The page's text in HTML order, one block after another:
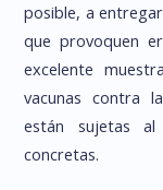
posible, a
que provoquen
excelente
vacunas contra
están sujetas al
concretas.